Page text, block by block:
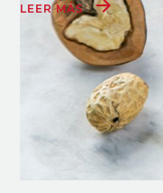
LEER MÁS